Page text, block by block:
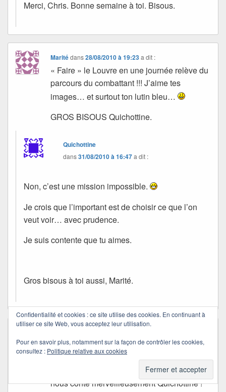
Merci, Chris. Bonne semaine à toi. Bisous.
Maritédans28/08/2010 à 19:23 a dit :
« Faire » le Louvre en une journée relève du
parcours du combattant !!! J’aime tes
images… et surtout ton lutin bleu…
GROS BISOUS Quichottine.
Quichottine
dans31/08/2010 à 16:47a dit :
Non, c’est une mission impossible.
Je crois que l’important est de choisir ce que l’on
veut voir… avec prudence.
Je suis contente que tu aimes.
Gros bisous à toi aussi, Marité.
tout voir … impossible mais faire des
provisions de souvenirs dans ce lieu
mythique , une pile à se remémorer que tu
nous conte merveilleusement Quichottine !
Confidentialité et cookies : ce site utilise des cookies. En continuant à
utiliser ce site Web, vous acceptez leur utilisation.
Pour en savoir plus, notamment sur la façon de contrôler les cookies,
consultez : Politique relative aux cookies